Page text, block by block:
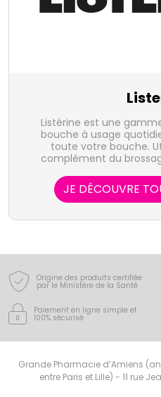
Listérine est une
bouche à usage
toute votre bouche.
complément du
dentaire en agissant dans
pour la
JE DÉCOUVRE
Origine des produits certifiée
par le Ministère de la Santé
Paiement en ligne simple et
100% sécurisé
Grande Pharmacie d’Amiens
entre Paris et Lille) - 11 rue